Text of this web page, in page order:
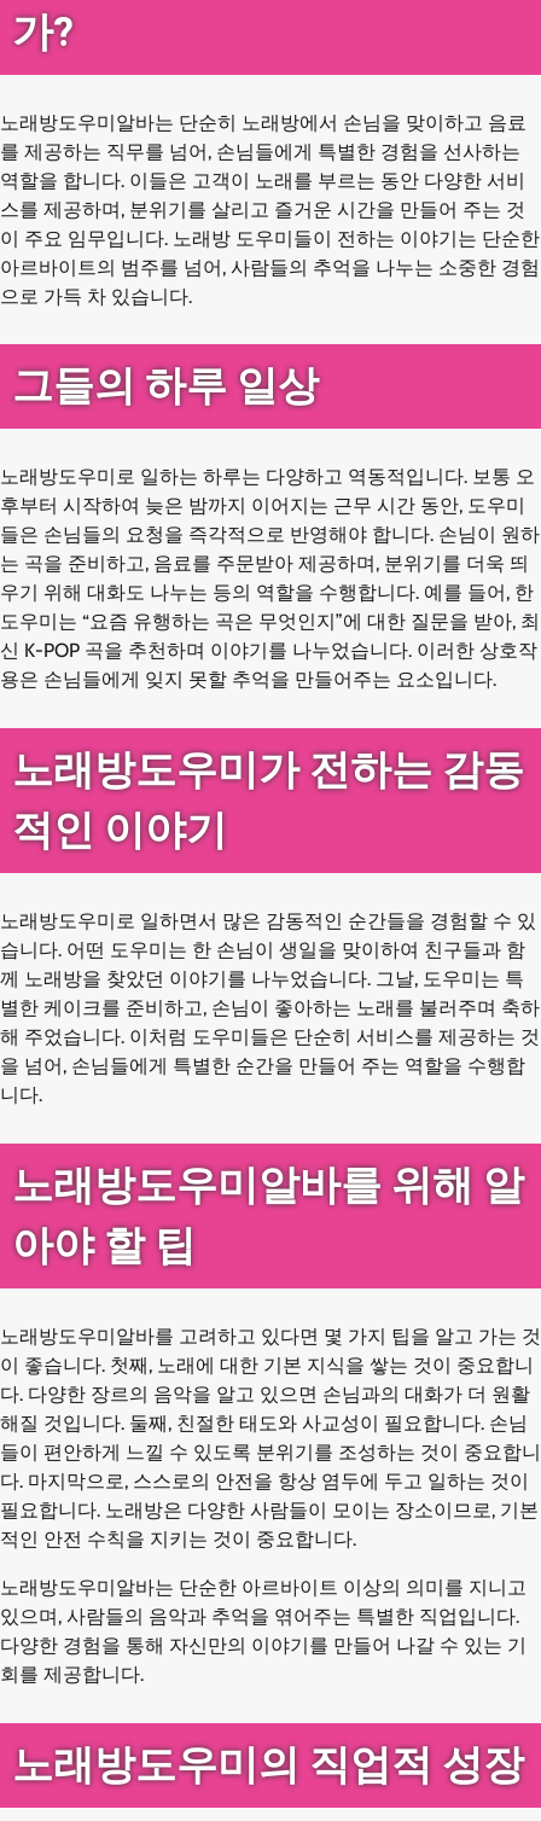
가?
노래방도우미알바는 단순히 노래방에서 손님을 맞이하고 음료
를 제공하는 직무를 넘어, 손님들에게 특별한 경험을 선사하는
역할을 합니다. 이들은 고객이 노래를 부르는 동안 다양한 서비
스를 제공하며, 분위기를 살리고 즐거운 시간을 만들어 주는 것
이 주요 임무입니다. 노래방 도우미들이 전하는 이야기는 단순한
아르바이트의 범주를 넘어, 사람들의 추억을 나누는 소중한 경험
으로 가득 차 있습니다.
그들의 하루 일상
노래방도우미로 일하는 하루는 다양하고 역동적입니다. 보통 오
후부터 시작하여 늦은 밤까지 이어지는 근무 시간 동안, 도우미
들은 손님들의 요청을 즉각적으로 반영해야 합니다. 손님이 원하
는 곡을 준비하고, 음료를 주문받아 제공하며, 분위기를 더욱 띄
우기 위해 대화도 나누는 등의 역할을 수행합니다. 예를 들어, 한
도우미는 “요즘 유행하는 곡은 무엇인지”에 대한 질문을 받아, 최
신 K-POP 곡을 추천하며 이야기를 나누었습니다. 이러한 상호작
용은 손님들에게 잊지 못할 추억을 만들어주는 요소입니다.
노래방도우미가 전하는 감동
적인 이야기
노래방도우미로 일하면서 많은 감동적인 순간들을 경험할 수 있
습니다. 어떤 도우미는 한 손님이 생일을 맞이하여 친구들과 함
께 노래방을 찾았던 이야기를 나누었습니다. 그날, 도우미는 특
별한 케이크를 준비하고, 손님이 좋아하는 노래를 불러주며 축하
해 주었습니다. 이처럼 도우미들은 단순히 서비스를 제공하는 것
을 넘어, 손님들에게 특별한 순간을 만들어 주는 역할을 수행합
니다.
노래방도우미알바를 위해 알
아야 할 팁
노래방도우미알바를 고려하고 있다면 몇 가지 팁을 알고 가는 것
이 좋습니다. 첫째, 노래에 대한 기본 지식을 쌓는 것이 중요합니
다. 다양한 장르의 음악을 알고 있으면 손님과의 대화가 더 원활
해질 것입니다. 둘째, 친절한 태도와 사교성이 필요합니다. 손님
들이 편안하게 느낄 수 있도록 분위기를 조성하는 것이 중요합니
다. 마지막으로, 스스로의 안전을 항상 염두에 두고 일하는 것이
필요합니다. 노래방은 다양한 사람들이 모이는 장소이므로, 기본
적인 안전 수칙을 지키는 것이 중요합니다.
노래방도우미알바는 단순한 아르바이트 이상의 의미를 지니고
있으며, 사람들의 음악과 추억을 엮어주는 특별한 직업입니다.
다양한 경험을 통해 자신만의 이야기를 만들어 나갈 수 있는 기
회를 제공합니다.
노래방도우미의 직업적 성장